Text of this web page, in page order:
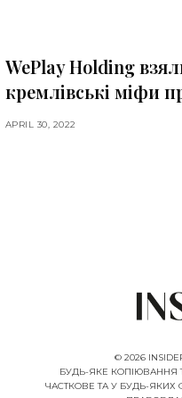
WePlay Holding
кремлівські міфи
APRIL 30, 2022
© 2026
БУДЬ-ЯКЕ КОПІЮВАННЯ
ЧАСТКОВЕ ТА У БУДЬ-